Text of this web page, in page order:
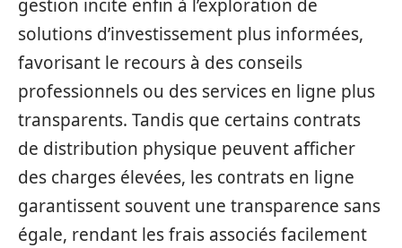
gestion incite enfin à l’exploration de
solutions d’investissement plus informées,
favorisant le recours à des conseils
professionnels ou des services en ligne plus
transparents. Tandis que certains contrats
de distribution physique peuvent afficher
des charges élevées, les contrats en ligne
garantissent souvent une transparence sans
égale, rendant les frais associés facilement